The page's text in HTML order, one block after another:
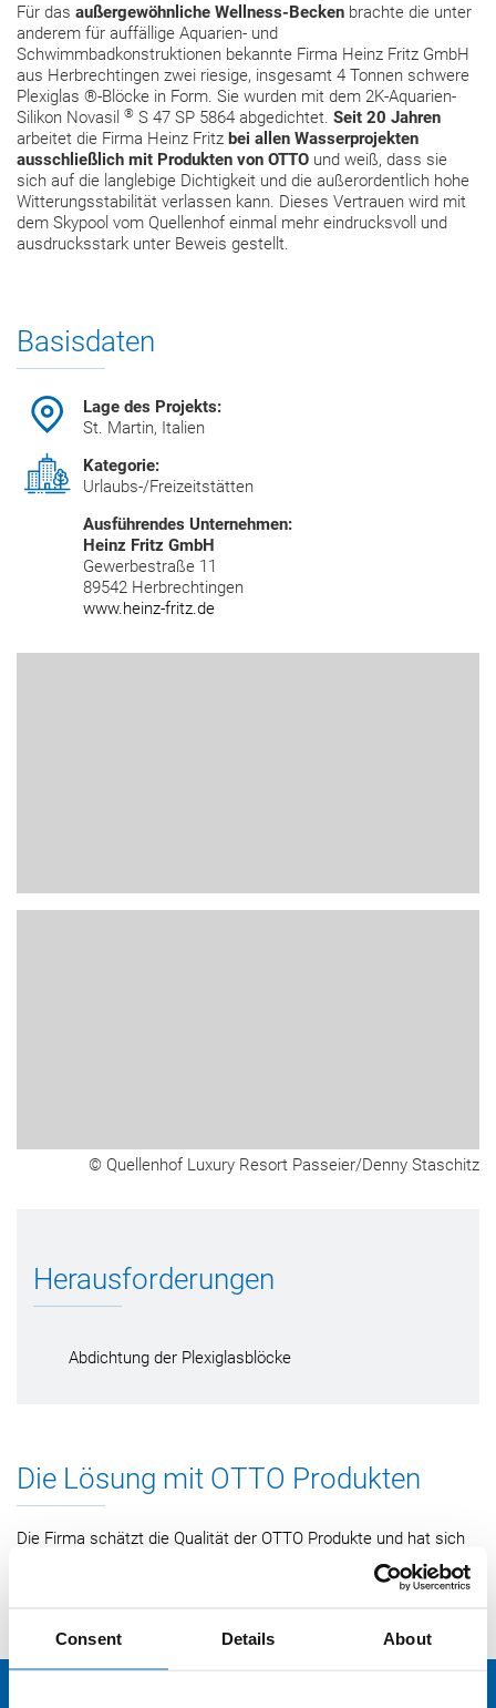
Consent Details About
Für das außergewöhnliche Wellness-Becken brachte die unter
anderem für auffällige Aquarien- und
Schwimmbadkonstruktionen bekannte Firma Heinz Fritz GmbH
aus Herbrechtingen zwei riesige, insgesamt 4 Tonnen schwere
Plexiglas ®-Blöcke in Form. Sie wurden mit dem 2K-Aquarien-
Silikon Novasil ® S 47 SP 5864 abgedichtet. Seit 20 Jahren
arbeitet die Firma Heinz Fritz bei allen Wasserprojekten
ausschließlich mit Produkten von OTTO und weiß, dass sie
sich auf die langlebige Dichtigkeit und die außerordentlich hohe
Witterungsstabilität verlassen kann. Dieses Vertrauen wird mit
dem Skypool vom Quellenhof einmal mehr eindrucksvoll und
ausdrucksstark unter Beweis gestellt.
Basisdaten
Lage des Projekts:
St. Martin, Italien
Kategorie:
Urlaubs-/Freizeitstätten
Ausführendes Unternehmen:
Heinz Fritz GmbH
Gewerbestraße 11
89542 Herbrechtingen
www.heinz-fritz.de
© Quellenhof Luxury Resort Passeier/Denny Staschitz
Herausforderungen
Abdichtung der Plexiglasblöcke
Die Lösung mit OTTO Produkten
Die Firma schätzt die Qualität der OTTO Produkte und hat sich
sowie
fürNovasil®